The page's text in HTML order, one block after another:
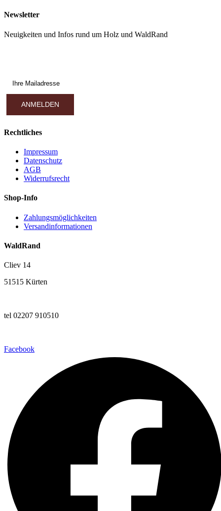
Newsletter
Neuigkeiten und Infos rund um Holz und WaldRand
Rechtliches
Impressum
Datenschutz
AGB
Widerrufsrecht
Shop-Info
Zahlungsmöglichkeiten
Versandinformationen
WaldRand
Cliev 14
51515 Kürten
tel 02207 910510
Facebook